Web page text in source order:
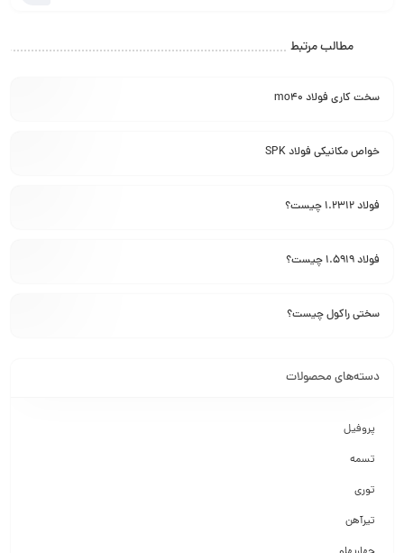
مطالب مرتبط
سخت کاری فولاد mo40
خواص مکانیکی فولاد SPK
فولاد 1.2312 چیست؟
فولاد 1.5919 چیست؟
سختی راکول چیست؟
دسته‌های محصولات
پروفیل
تسمه
توری
تیرآهن